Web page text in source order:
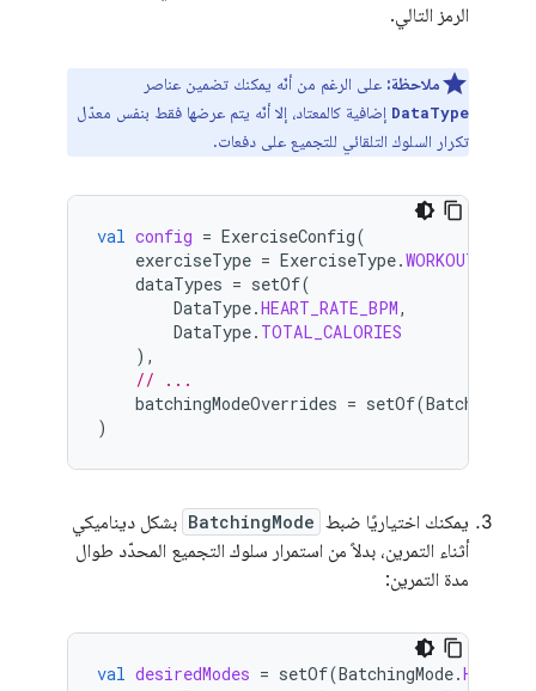
الرمز التالي.
ملاحظة: على الرغم من أنّه يمكنك تضمين عناصر
DataType إضافية كالمعتاد، إلا أنّه يتم عرضها فقط بنفس معدّل
تكرار السلوك التلقائي للتجميع على دفعات.
val config = ExerciseConfig(
exerciseType = ExerciseType.WORKOUT
dataTypes = setOf(
DataType.HEART_RATE_BPM,
DataType. TOTAL_CALORIES
),
// ...
batchingModeOverrides = setOf(
)
يمكنك اختياريًا ضبط BatchingMode بشكل ديناميكي
أثناء التمرين، بدلاً من استمرار سلوك التجميع المحدّد طوال
مدة التمرين:
val desiredModes = setOf(BatchingMode.